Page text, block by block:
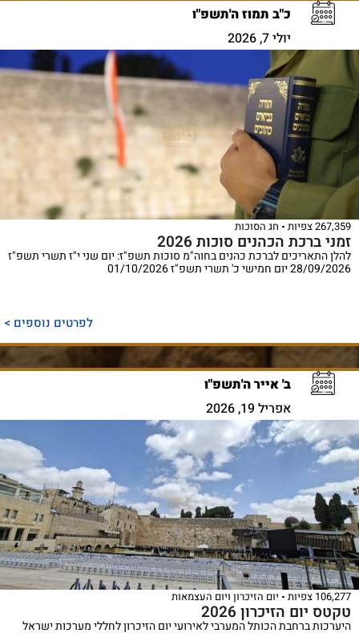
כ"ב תמוז ה'תשפ"ו
יולי 7, 2026
267,359 צפיות חג הסוכות
זמני ברכת הכהנים סוכות 2026
להלן התאריכים לברכת כהנים בחוה"מ סוכות תשפ"ז: יום שני י"ז תשרי תשפ"ז
28/09/2026 יום חמישי כ' תשרי תשפ"ז 01/10/2026
לפרטים נוספים >
ב' אייר ה'תשפ"ו
אפריל 19, 2026
106,277 צפיות יום הזיכרון ויום העצמאות
טקטס יום הזיכרון 2026
היערכות ברחבת הכותל המערבי לאירועי יום הזיכרון לחללי מערכות ישראל